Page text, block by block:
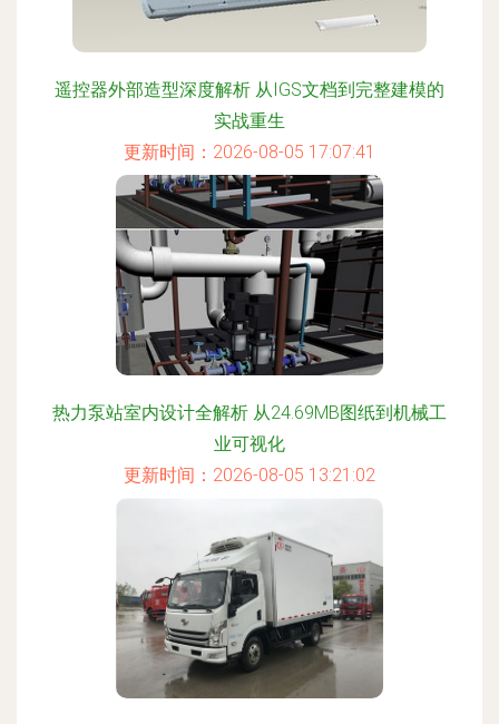
遥控器外部造型深度解析 从IGS文档到完整建模的
实战重生
更新时间：2026-08-05 17:07:41
热力泵站室内设计全解析 从24.69MB图纸到机械工
业可视化
更新时间：2026-08-05 13:21:02